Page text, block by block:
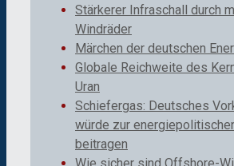
Stärkerer Infraschall durch
Windräder
Märchen der deutschen
Globale Reichweite des
Uran
Schiefergas: Deutsches
würde zur
beitragen
Wie sicher sind Offshore-